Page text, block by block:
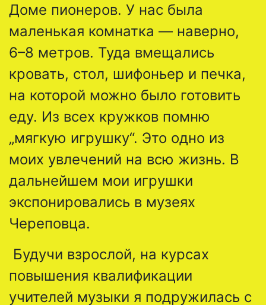
Доме пионеров. У нас была
маленькая комнатка — наверно,
6–8 метров. Туда вмещались
кровать, стол, шифоньер и печка,
на которой можно было готовить
еду. Из всех кружков помню
„мягкую игрушку“. Это одно из
моих увлечений на всю жизнь. В
дальнейшем мои игрушки
экспонировались в музеях
Череповца.
Будучи взрослой, на курсах
повышения квалификации
учителей музыки я подружилась с